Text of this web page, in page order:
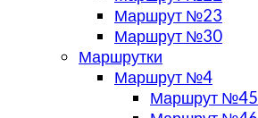
Маршрут №23
Маршрут №30
Маршрутки
Маршрут №4
Маршрут №45